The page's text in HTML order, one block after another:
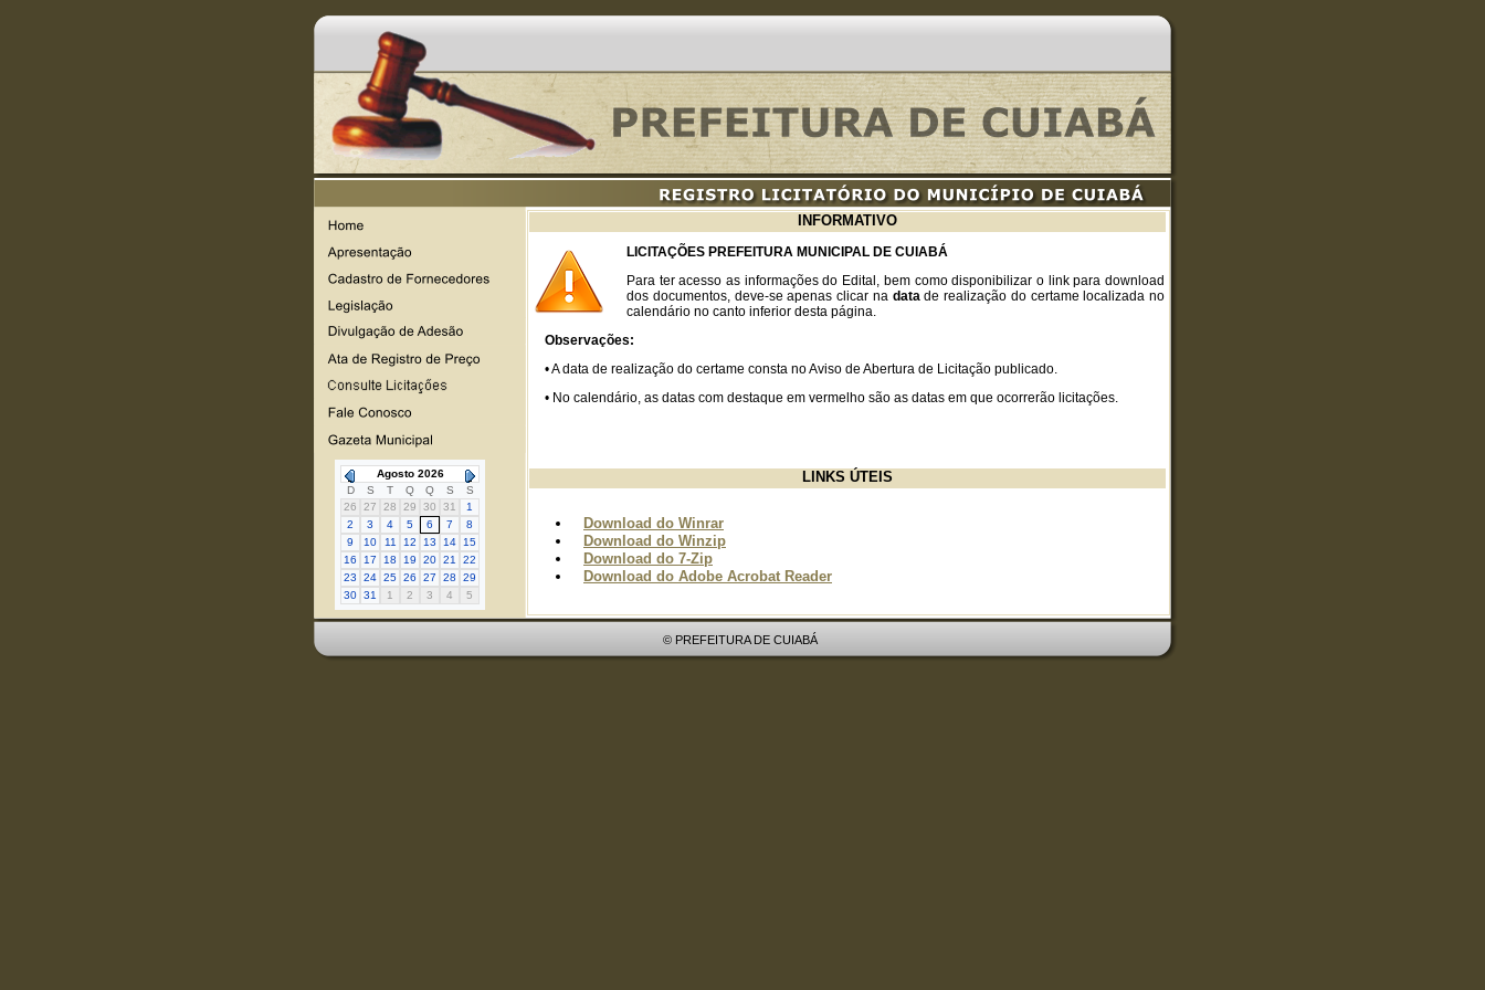
© PREFEITURA DE CUIABÁ
INFORMATIVO
LICITAÇÕES PREFEITURA MUNICIPAL DE CUIABÁ
Para ter acesso as informações do Edital, bem como disponibilizar o link para download
dos documentos, deve-se apenas clicar na datade realização do certame localizada no
calendário no canto inferior desta página.
Observações:
• A data de realização do certame consta no Aviso de Abertura de Licitação publicado.
• No calendário, as datas com destaque em vermelho são as datas em que ocorrerão licitações.
LINKS ÚTEIS
Download do Winrar
Download do Winzip
Download do 7-Zip
Download do Adobe Acrobat Reader
Agosto 2026
D
S T Q Q S
S
26
27 28 29 30 31
1
2
3 4 5 6 7
8
9
10 11 12 13 14
15
16
17 18 19 20 21
22
23
24 25 26 27 28
29
30 31 1 2 3 4 5